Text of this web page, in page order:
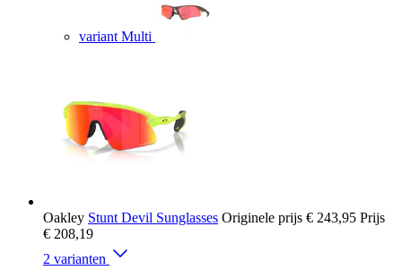
variant Multi
Oakley Stunt Devil Sunglasses Originele prijs € 243,95 Prijs
€ 208,19
2 varianten